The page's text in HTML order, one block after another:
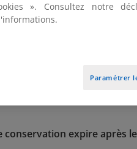
DES
DE
peuvent s'exercer
expire après le
». Consultez notre
Paramétrer